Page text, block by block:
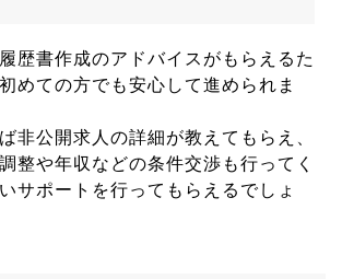
歴書作成のアドバイスがもらえるた
めての方でも安心して進められま
非公開求人の詳細が教えてもらえ、
整や年収などの条件交渉も行ってく
サポートを行ってもらえるでしょ